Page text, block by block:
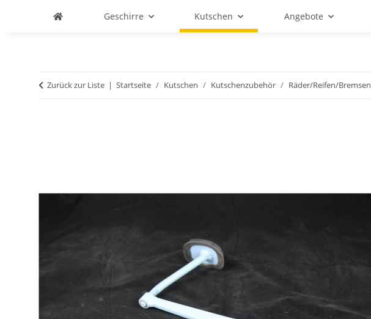
Geschirre Kutschen Angebote
Zurück zur Liste Startseite Kutschen Kutschenzubehör Räder/Reifen/Bremsen